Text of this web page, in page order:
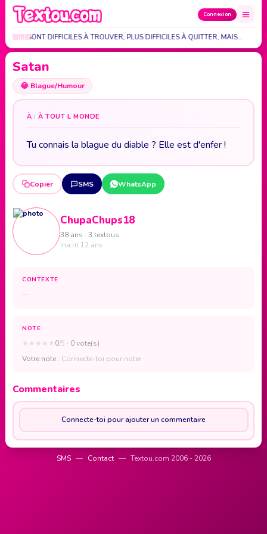
Connexion
AMIS SONT DIFFICILES À TROUVER, PLUS DIFFICILES À QUITTER, MAIS…
Satan
😂 Blague/Humour
À : À TOUT L MONDE
Tu connais la blague du diable ? Elle est d'enfer !
Copier SMS WhatsApp
ChupaChups18
38 ans · 3 textous
Inscrit 12 ans
CONTEXTE
—
NOTE
★ ★ ★ ★ ★0/5 · 0 vote(s)
Votre note : Connecte-toi pour noter
Commentaires
Connecte-toi pour ajouter un commentaire
SMS — Contact — Textou.com 2006 - 2026